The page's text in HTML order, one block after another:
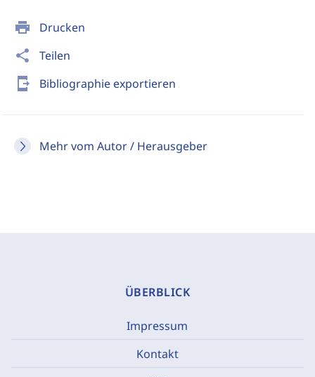
print Drucken
share Teilen
send_to_mobile Bibliographie exportieren
Mehr vom Autor / Herausgeber
ÜBERBLICK
Impressum
Kontakt